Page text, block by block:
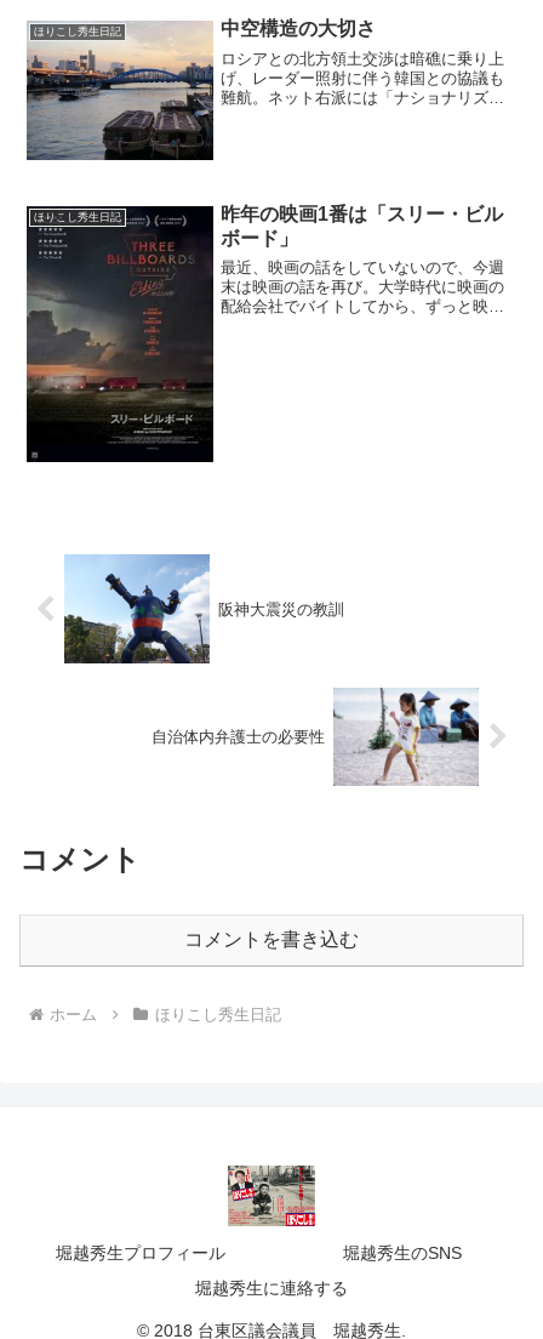
ほりこし秀生日記 中空構造の大切さ
ロシアとの北方領土交渉は暗礁に乗り上
げ、レーダー照射に伴う韓国との協議も
難航。ネット右派には「ナショナリズ
ほりこし秀生日記
昨年の映画1番は「スリー・ビル
ボード」
最近、映画の話をしていないので、今週
末は映画の話を再び。大学時代に映画の
配給会社でバイトしてから、ずっと映画
阪神大震災の教訓
自治体内弁護士の必要性
コメント
コメントを書き込む
ホーム ほりこし秀生日記
堀越秀生プロフィール
堀越秀生のSNS
堀越秀生に連絡する
© 2018 台東区議会議員 堀越秀生.